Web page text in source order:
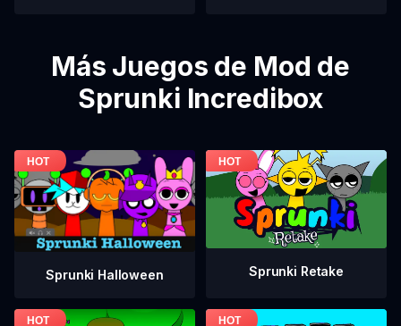
Más Juegos de Mod de
Sprunki Incredibox
Sprunki Halloween Sprunki Retake